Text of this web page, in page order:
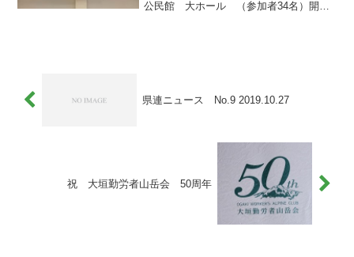
公民館 大ホール （参加者34名）開催
県連ニュース No.9 2019.10.27
祝 大垣勤労者山岳会 50周年